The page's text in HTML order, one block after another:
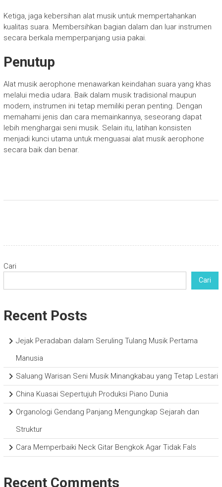
Ketiga, jaga kebersihan alat musik untuk mempertahankan
kualitas suara. Membersihkan bagian dalam dan luar instrumen
secara berkala memperpanjang usia pakai.
Penutup
Alat musik aerophone menawarkan keindahan suara yang khas
melalui media udara. Baik dalam musik tradisional maupun
modern, instrumen ini tetap memiliki peran penting. Dengan
memahami jenis dan cara memainkannya, seseorang dapat
lebih menghargai seni musik. Selain itu, latihan konsisten
menjadi kunci utama untuk menguasai alat musik aerophone
secara baik dan benar.
Cari
Cari
Recent Posts
Jejak Peradaban dalam Seruling Tulang Musik Pertama
Manusia
Saluang Warisan Seni Musik Minangkabau yang Tetap Lestari
China Kuasai Sepertujuh Produksi Piano Dunia
Organologi Gendang Panjang Mengungkap Sejarah dan
Struktur
Cara Memperbaiki Neck Gitar Bengkok Agar Tidak Fals
Recent Comments